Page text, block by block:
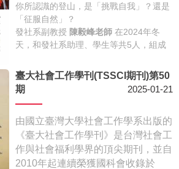
兩項主要理據，亦承受來自於其他人權理
念、正義標準或社會價值的挑戰，形成規
範層次的可能衝突。本文亦將從近年的某
些爭議議題解析其間的可能衝突，以及思
你所認識的登山，是「挑戰自我」？還是
「征服自然」？
發社系副教授 陳毅峰老師 在2024年冬
天，和發社系助理、學生等共5人，組成
容」走了一趟聖母峰基地營（EBC)，用
「走進高山」的方式，帶我們思考——
★為什麼人類會想爬到世界最高的山？
★那些幫忙背包、帶路的雪巴族人，他們
又是怎麼看待這座神聖的山？
★登山，除了是挑戰自己，也可能是一種
理解世界的方式。
臺大社會工作學刊(TSSCI期刊)第50
期
2025-01-21
由國立臺灣大學社會工作學系出版的
《臺大社會工作學刊》是台灣社會工
作與社會福利學界的頂尖期刊，並自
2010年起連續榮獲國科會收錄於